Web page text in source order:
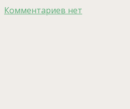
Комментариев нет